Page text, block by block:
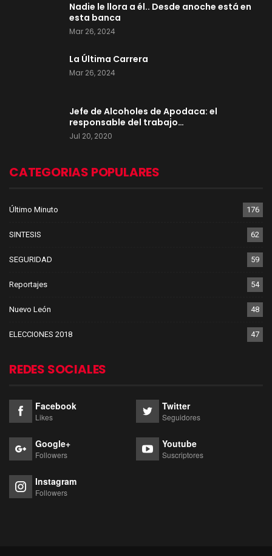
Nadie le llora a él.. Desde anoche está en
esta banca
Mar 26, 2024
La Última Carrera
Mar 26, 2024
Jefe de Alcoholes de Apodaca: el
responsable del trabajo…
Jul 20, 2020
CATEGORIAS POPULARES
Último Minuto 176
SINTESIS 62
SEGURIDAD 59
Reportajes 54
Nuevo León 48
ELECCIONES 2018 47
REDES SOCIALES
Facebook
Likes
Twitter
Seguidores
Google+
Followers
Youtube
Suscriptores
Instagram
Followers